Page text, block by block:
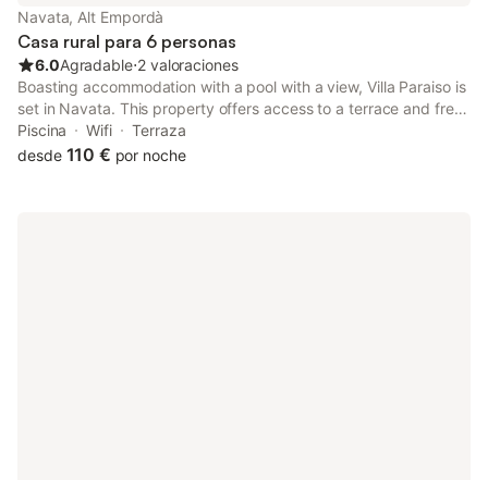
Navata, Alt Empordà
Casa rural para 6 personas
6.0Agradable⋅2 valoraciones
Boasting accommodation with a pool with a view, Villa Paraiso is
set in Navata. This property offers access to a terrace and free
private parking. The property is non-smoking and is situated 11
km from Dalí Museum.
Piscina Wifi
Terraza
desde 110 € por noche